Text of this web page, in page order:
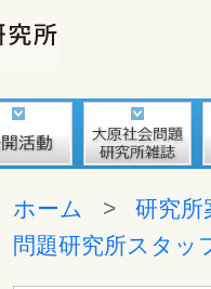
ホーム > 研究所
問題研究所スタッ